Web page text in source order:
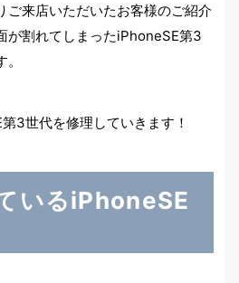
ご来店いただいたお客様のご紹介
が割れてしまったiPhoneSE第3
3世代を修理していきます！
いるiPhoneSE